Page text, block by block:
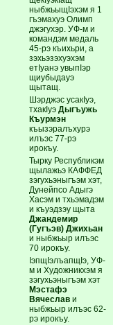
ныбжьыщIэхэм я 1
гъэмахуэ Олимп
джэгухэр. УФ-м и
командэм медаль
45-рэ къихьри, а
зэхьэзэхуэхэм
етIуанэ увыпIэр
щиубыдауэ
щытащ.
Шэрджэс усакIуэ,
тхакIуэ Дыгъужь
Къурмэн
къызэралъхурэ
илъэс 77-рэ
ирокъу.
Тырку Республикэм
щылажьэ КАФФЕД
зэгухьэныгъэм хэт,
Дунейпсо Адыгэ
Хасэм и тхьэмадэм
и къуэдзэу щыта
Джандемир
(Гугъэв) Джихьан
и ныбжьыр илъэс
70 ирокъу.
IэпщIэлъапщIэ, УФ-
м и Художникхэм я
зэгухьэныгъэм хэт
Мэстафэ
Вячеслави
ныбжьыр илъэс 62-
рэ ирокъу.